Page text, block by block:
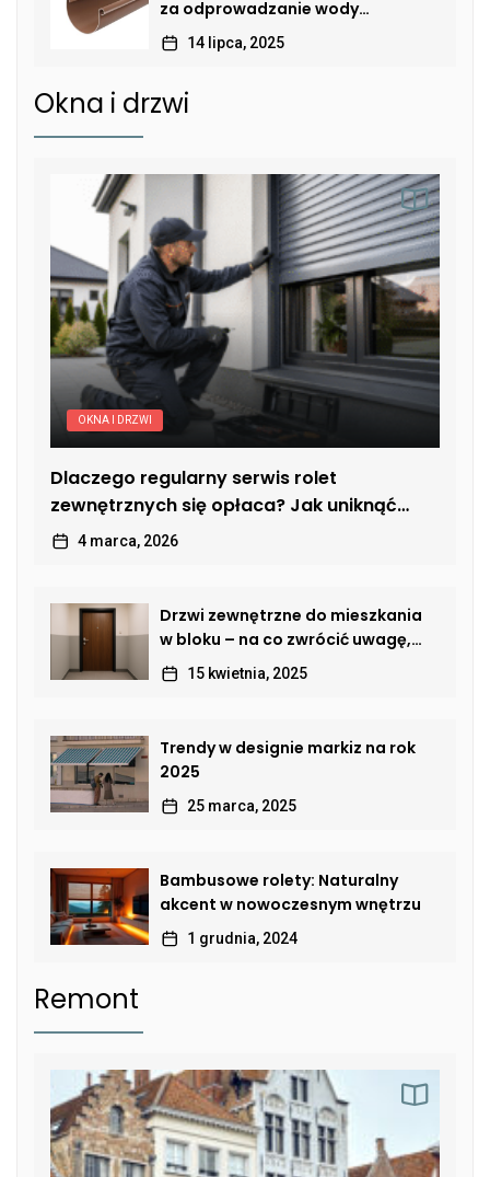
za odprowadzanie wody
deszczowej
14 lipca, 2025
Okna i drzwi
OKNA I DRZWI
Dlaczego regularny serwis rolet
zewnętrznych się opłaca? Jak uniknąć
kosztownych usterek
4 marca, 2026
Drzwi zewnętrzne do mieszkania
w bloku – na co zwrócić uwagę,
by połączyć bezpieczeństwo,
estetykę i komfort?
15 kwietnia, 2025
Trendy w designie markiz na rok
2025
25 marca, 2025
Bambusowe rolety: Naturalny
akcent w nowoczesnym wnętrzu
1 grudnia, 2024
Remont